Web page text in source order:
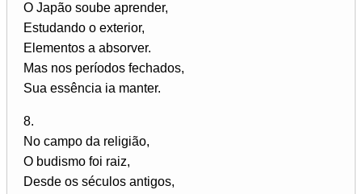
O Japão soube aprender,
Estudando o exterior,
Elementos a absorver.
Mas nos períodos fechados,
Sua essência ia manter.
8.
No campo da religião,
O budismo foi raiz,
Desde os séculos antigos,